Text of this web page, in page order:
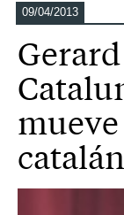
09/04/2013